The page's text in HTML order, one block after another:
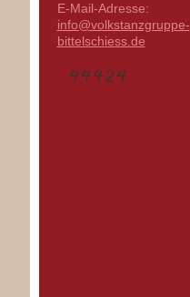
E-Mail-Adresse:
info@volkstanzgruppe-
bittelschiess.de